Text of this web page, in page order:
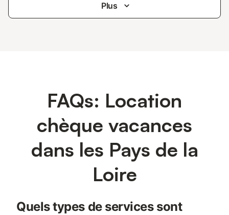
Plus
FAQs: Location
chèque vacances
dans les Pays de la
Loire
Quels types de services sont